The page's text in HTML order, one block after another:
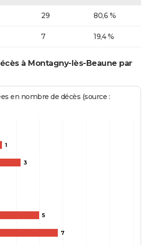
29 80,6 %
7 19,4 %
à Montagny-lès-Beaune par
en nombre de décès (source :
1
3
5
7